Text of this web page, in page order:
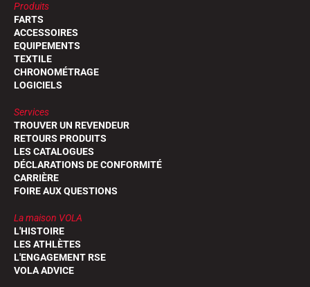
Produits
FARTS
ACCESSOIRES
EQUIPEMENTS
TEXTILE
CHRONOMÉTRAGE
LOGICIELS
Services
TROUVER UN REVENDEUR
RETOURS PRODUITS
LES CATALOGUES
DÉCLARATIONS DE CONFORMITÉ
CARRIÈRE
FOIRE AUX QUESTIONS
La maison VOLA
L'HISTOIRE
LES ATHLÈTES
L'ENGAGEMENT RSE
VOLA ADVICE